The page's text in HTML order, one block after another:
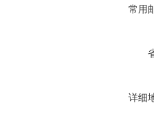
常用
详细